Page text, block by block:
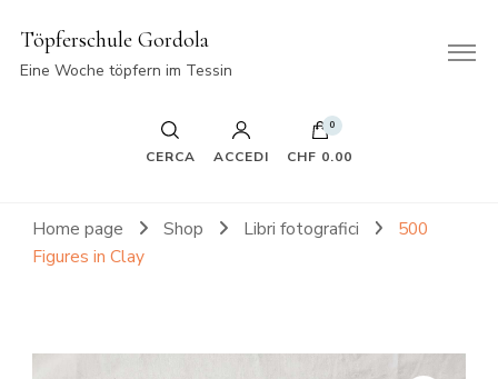
Töpferschule Gordola
Eine Woche töpfern im Tessin
CERCA ACCEDI
0
CHF 0.00
Home page Shop Libri fotografici
500
Figures in Clay